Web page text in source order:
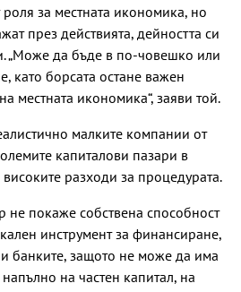
за местната икономика, но
през действията, дейността си
„Може да бъде в по-човешко или
като борсата остане важен
местната икономика“, заяви той.
малките компании от
капиталови пазари в
разходи за процедурата.
не покаже собствена способност
инструмент за финансиране,
банките, защото не може да има
на частен капитал, на